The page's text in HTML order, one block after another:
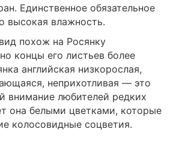
Единственное обязательное
высокая влажность.
похож на Росянку
концы его листьев более
английская низкорослая,
неприхотливая — это
внимание любителей редких
она белыми цветками, которые
колосовидные соцветия.